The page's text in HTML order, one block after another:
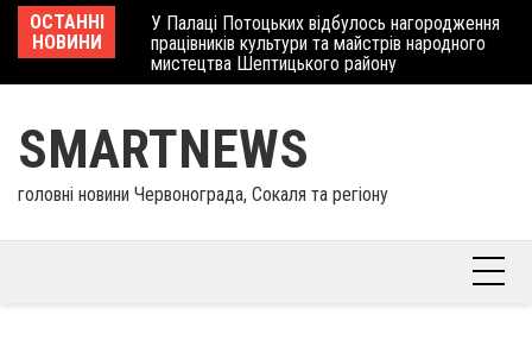
Skip
content
ОСТАННІ
НОВИНИ
У Палаці Потоцьких відбулось нагородження
працівників культури та майстрів народного
мистецтва Шептицького району
SMARTNEWS
головні новини Червонограда, Сокаля та регіону